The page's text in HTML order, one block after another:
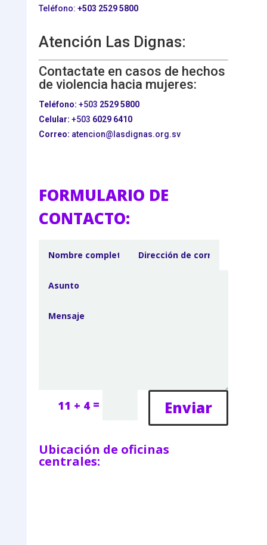
Teléfono: +503 2529 5800
Atención Las Dignas:
Contactate en casos de hechos
de violencia hacia mujeres:
Teléfono: +503 2529 5800
Celular: +503 6029 6410
Correo: atencion@lasdignas.org.sv
FORMULARIO DE
CONTACTO:
11 + 4 = Enviar
Ubicación de oficinas
centrales: